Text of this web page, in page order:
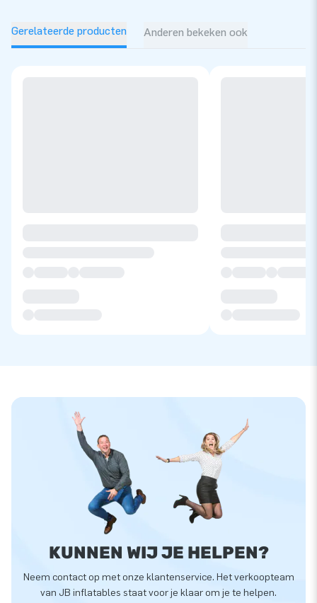
Gerelateerde producten Anderen bekeken ook
KUNNEN WIJ JE HELPEN?
Neem contact op met onze klantenservice. Het verkoopteam
van JB inflatables staat voor je klaar om je te helpen.